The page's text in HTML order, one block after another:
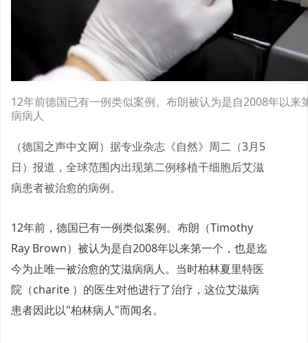
12年前德国已有一例类似案例。布朗被认为是自2008年以
病病人
（德国之声中文网）据专业杂志《自然》周二（3月5
日）报道，全球范围内出现第二例移植干细胞后艾滋
病患者被治愈的病例。
12年前，德国已有一例类似案例。布朗（Timothy
Ray Brown）被认为是自2008年以来第一个，也是迄
今为止唯一被治愈的艾滋病病人。当时柏林夏里特医
院（charite ）的医生对他进行了治疗，这位艾滋病
患者因此以"柏林病人"而闻名。